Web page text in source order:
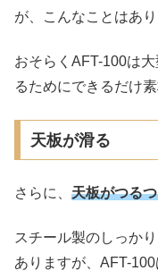
が、こんなことはあり
おそらくAFT-100は
るためにできるだけ
天板が滑る
さらに、 天板がつる
スチール製のしっか
ありますが、AFT-